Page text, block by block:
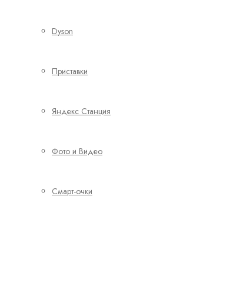
Dyson
Приставки
Яндекс Станция
Фото и Видео
Смарт-очки